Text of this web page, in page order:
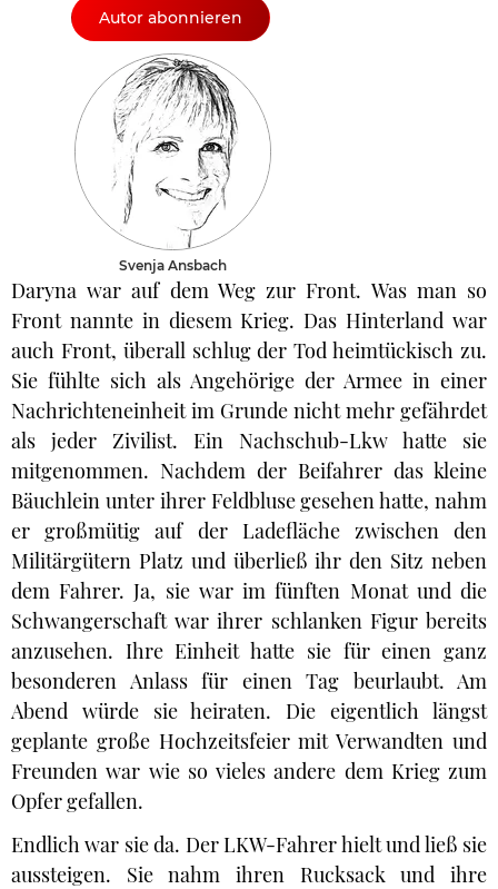
Autor abonnieren
Svenja Ansbach
Daryna war auf dem Weg zur Front. Was man so
Front nannte in diesem Krieg. Das Hinterland war
auch Front, überall schlug der Tod heimtückisch zu.
Sie fühlte sich als Angehörige der Armee in einer
Nachrichteneinheit im Grunde nicht mehr gefährdet
als jeder Zivilist. Ein Nachschub-Lkw hatte sie
mitgenommen. Nachdem der Beifahrer das kleine
Bäuchlein unter ihrer Feldbluse gesehen hatte, nahm
er großmütig auf der Ladefläche zwischen den
Militärgütern Platz und überließ ihr den Sitz neben
dem Fahrer. Ja, sie war im fünften Monat und die
Schwangerschaft war ihrer schlanken Figur bereits
anzusehen. Ihre Einheit hatte sie für einen ganz
besonderen Anlass für einen Tag beurlaubt. Am
Abend würde sie heiraten. Die eigentlich längst
geplante große Hochzeitsfeier mit Verwandten und
Freunden war wie so vieles andere dem Krieg zum
Opfer gefallen.
Endlich war sie da. Der LKW-Fahrer hielt und ließ sie
aussteigen. Sie nahm ihren Rucksack und ihre